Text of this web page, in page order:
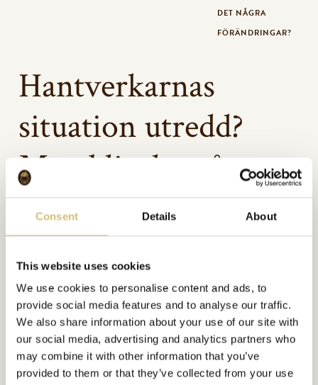
Consent Details About
This website uses cookies
We use cookies to personalise content and ads, to
provide social media features and to analyse our traffic.
We also share information about your use of our site with
our social media, advertising and analytics partners who
may combine it with other information that you’ve
provided to them or that they’ve collected from your use
DET NÅGRA
FÖRÄNDRINGAR?
Hantverkarnas
situation utredd?
Men blir det några
förändringar?
STOCKHOLMSFÖRETAGAREN 1/82.
Bildgalleri